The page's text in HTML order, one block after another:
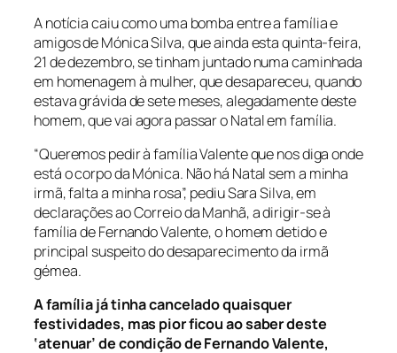
A notícia caiu como uma bomba entre a família e
amigos de Mónica Silva, que ainda esta quinta-feira,
21 de dezembro, se tinham juntado numa caminhada
em homenagem à mulher, que desapareceu, quando
estava grávida de sete meses, alegadamente deste
homem, que vai agora passar o Natal em família.
“Queremos pedir à família Valente que nos diga onde
está o corpo da Mónica. Não há Natal sem a minha
irmã, falta a minha rosa”, pediu Sara Silva, em
declarações ao Correio da Manhã, a dirigir-se à
família de Fernando Valente, o homem detido e
principal suspeito do desaparecimento da irmã
gémea.
A família já tinha cancelado quaisquer
festividades, mas pior ficou ao saber deste
‘atenuar’ de condição de Fernando Valente,